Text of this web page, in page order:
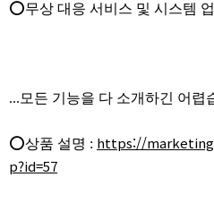
⭕무상 대응 서비스 및 시스템
...모든 기능을 다 소개하긴 어렵
⭕상품 설명 : https://
p?id=57